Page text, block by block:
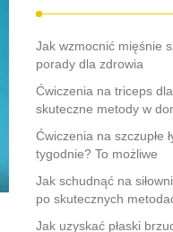
Jak wzmocnić mięśnie
porady dla zdrowia
Ćwiczenia na triceps
skuteczne metody w
Ćwiczenia na szczupłe
tygodnie? To możliwe
Jak schudnąć na
po skutecznych
Jak uzyskać płaski